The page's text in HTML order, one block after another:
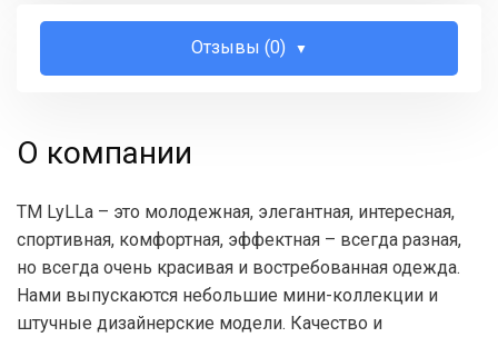
Отзывы (0)
О компании
ТМ LyLLa – это молодежная, элегантная, интересная,
спортивная, комфортная, эффектная – всегда разная,
но всегда очень красивая и востребованная одежда.
Нами выпускаются небольшие мини-коллекции и
штучные дизайнерские модели. Качество и